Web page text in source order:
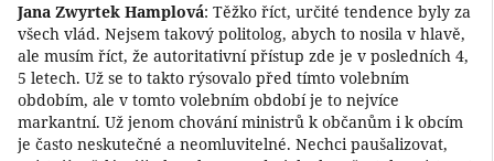
Jana Zwyrtek Hamplová: Těžko říct, určité tendence byly za
všech vlád. Nejsem takový politolog, abych to nosila v hlavě,
ale musím říct, že autoritativní přístup zde je v posledních 4,
5 letech. Už se to takto rýsovalo před tímto volebním
obdobím, ale v tomto volebním období je to nejvíce
markantní. Už jenom chování ministrů k občanům i k obcím
je často neskutečné a neomluvitelné. Nechci paušalizovat,